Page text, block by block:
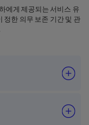
에게 제공되는 서비스 유
정한 의무 보존 기간 및 관